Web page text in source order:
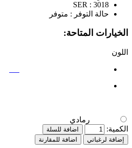
SER : 3018
حالة التوفر : متوفر
الخيارات المتاحة:
اللون
رمادي
الكمية:
اضافة للسلة
إضافة لرغباتي
اضافة للمقارنة